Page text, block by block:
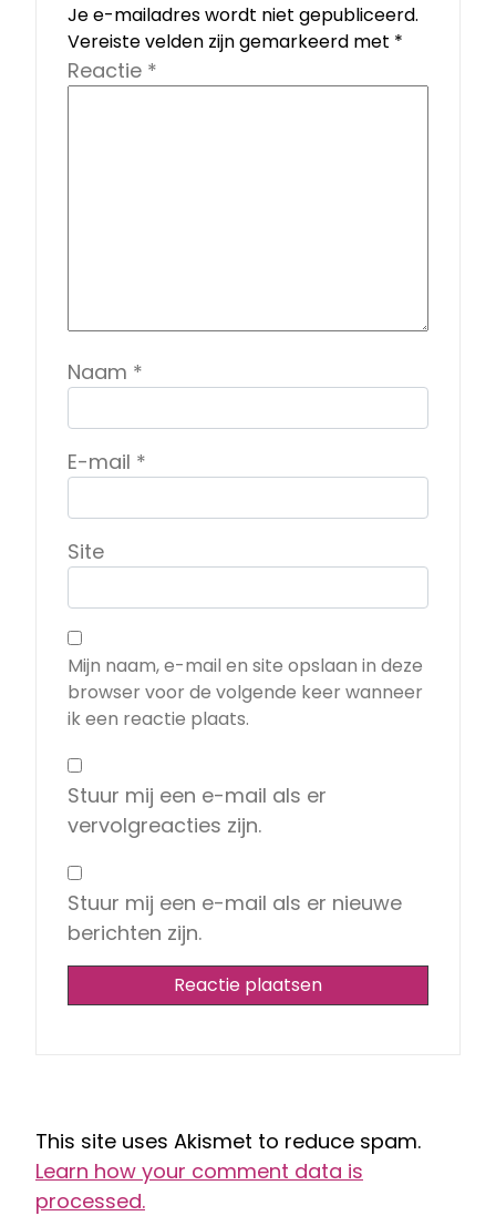
Je e-mailadres wordt niet gepubliceerd.
Vereiste velden zijn gemarkeerd met *
Reactie *
Naam *
E-mail *
Site
Mijn naam, e-mail en site opslaan in deze
browser voor de volgende keer wanneer
ik een reactie plaats.
Stuur mij een e-mail als er
vervolgreacties zijn.
Stuur mij een e-mail als er nieuwe
berichten zijn.
This site uses Akismet to reduce spam.
Learn how your comment data is
processed.